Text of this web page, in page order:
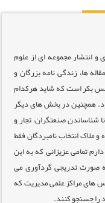
انتشار مجموعه ای از علوم
ها، زندگی نامه بزرگان و
بس بکر است که شاید هرکدام
همچنین در بخش های دیگر
صنعتگران، تجار و
ملاک انتخاب نامبردگان فقط
تمامی عزیزانی که به این
صورت تدریجی گردآوری می
های مراکز علمی مدیریت که
را جستجو کنند.